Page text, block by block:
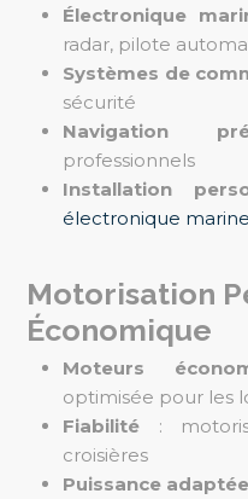
Électronique
radar, pilote
Systèmes de
sécurité
Navigation
professionnels
Installation
électronique marine
Motorisation
Économique
Moteurs
optimisée pour les
Fiabilité :
croisières
Puissance adaptée